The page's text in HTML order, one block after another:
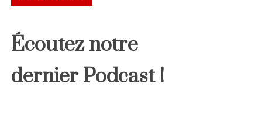
Écoutez notre
dernier Podcast !